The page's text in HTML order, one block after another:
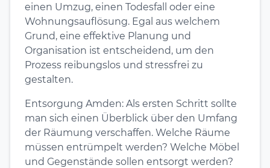
einen Umzug, einen Todesfall oder eine
Wohnungsauflösung. Egal aus welchem
Grund, eine effektive Planung und
Organisation ist entscheidend, um den
Prozess reibungslos und stressfrei zu
gestalten.
Entsorgung Amden: Als ersten Schritt sollte
man sich einen Überblick über den Umfang
der Räumung verschaffen. Welche Räume
müssen entrümpelt werden? Welche Möbel
und Gegenstände sollen entsorgt werden?